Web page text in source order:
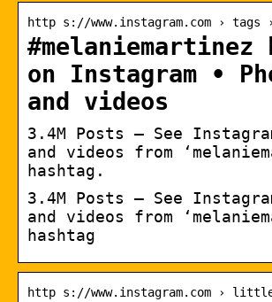
http s://www.instagram.com › tags
#melaniemartinez
on Instagram •
and videos
3.4M Posts – See
and videos from
hashtag.
3.4M Posts – See
and videos from
hashtag
http s://www.instagram.com ›